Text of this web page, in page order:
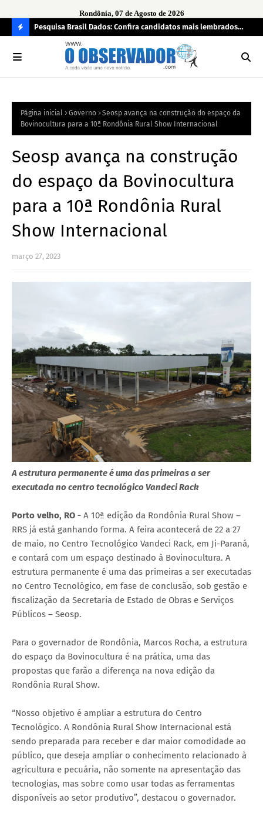
Rondônia, 07 de Agosto de 2026
O
R
Pesquisa Brasil Dados: Confira candidatos mais lembrados
pelo eleitorado de Rondônia para deputado estadual
Página inicial Governo
Seosp avança na construção do espaço da
Bovinocultura para a 10ª Rondônia Rural Show Internacional
Seosp avança na construção
do espaço da Bovinocultura
para a 10ª Rondônia Rural
Show Internacional
março 27, 2023
A estrutura permanente é uma das primeiras a ser
executada no centro tecnológico Vandeci Rack
Porto velho, RO - A 10ª edição da Rondônia Rural Show –
RRS já está ganhando forma. A feira acontecerá de 22 a 27
de maio, no Centro Tecnológico Vandeci Rack, em Ji-Paraná,
e contará com um espaço destinado à Bovinocultura. A
estrutura permanente é uma das primeiras a ser executadas
no Centro Tecnológico, em fase de conclusão, sob gestão e
fiscalização da Secretaria de Estado de Obras e Serviços
Públicos – Seosp.
Para o governador de Rondônia, Marcos Rocha, a estrutura
do espaço da Bovinocultura é na prática, uma das
propostas que farão a diferença na nova edição da
Rondônia Rural Show.
“Nosso objetivo é ampliar a estrutura do Centro
Tecnológico. A Rondônia Rural Show Internacional está
sendo preparada para receber e dar maior comodidade ao
público, que deseja ampliar o conhecimento relacionado à
agricultura e pecuária, não somente na apresentação das
tecnologias, mas sobre como usar todas as ferramentas
disponíveis ao setor produtivo”, destacou o governador.